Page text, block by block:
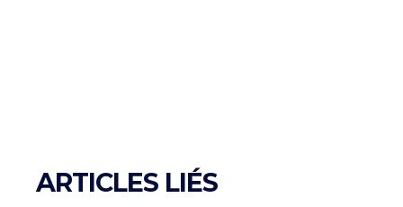
ARTICLES LIÉS